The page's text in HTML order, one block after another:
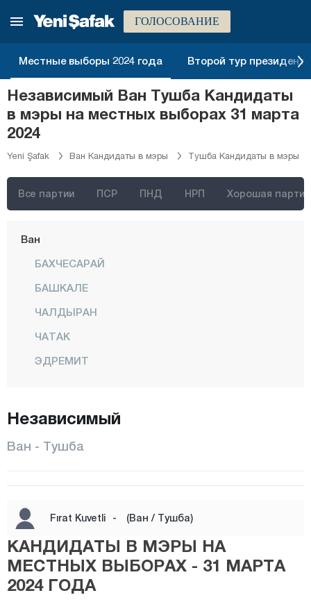
ГОЛОСОВАНИЕ
Местные выборы 2024 года Второй тур
Независимый Ван Тушба Кандидаты
в мэры на местных выборах 31 марта
2024
Yeni Şafak Ван Кандидаты в мэры Тушба Кандидаты в мэры
Все партии ПСР ПНД НРП Хорошая партия
Сиирт
Шырнак
Текирдаг
Токат
Трабзон
Ушак
Ван
БАХЧЕСАРАЙ
БАШКАЛЕ
ЧАЛДЫРАН
ЧАТАК
ЭДРЕМИТ
ИПЕКЙОЛУ
ТУШБА
Ялова
Независимый
Ван - Тушба
Fırat Kuvetli - (Ван / Тушба)
КАНДИДАТЫ В МЭРЫ НА
МЕСТНЫХ ВЫБОРАХ - 31 МАРТА
2024 ГОДА